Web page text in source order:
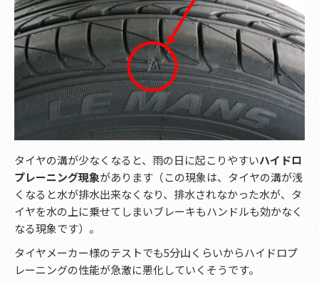
タイヤの溝が少なくなると、雨の日に起こりやすいハイドロ
プレーニング現象があります（この現象は、タイヤの溝が浅
くなると水が排水出来なくなり、排水されなかった水が、タ
イヤを水の上に乗せてしまいブレーキもハンドルも効かなく
なる現象です）。
タイヤメーカー様のテストでも5分山くらいからハイドロプ
レーニングの性能が急激に悪化していくそうです。